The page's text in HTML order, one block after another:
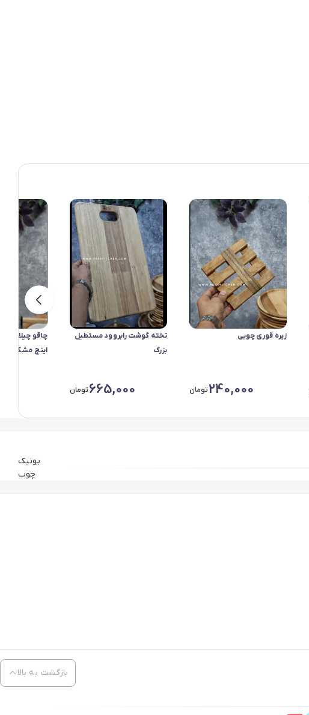
زیره قوری چوبی
240,000تومان
تخته گوشت رابروود مستطیل
بزرگ
665,000تومان
اینچ مشکی
یونیک
چوب
بازگشت به بالا